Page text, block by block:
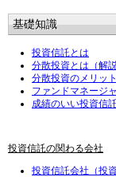
基礎知識
投資信託とは
分散投資とは（解
分散投資のメリッ
ファンドマネージ
成績のいい投資信
投資信託の関わる会社
投資信託会社（投